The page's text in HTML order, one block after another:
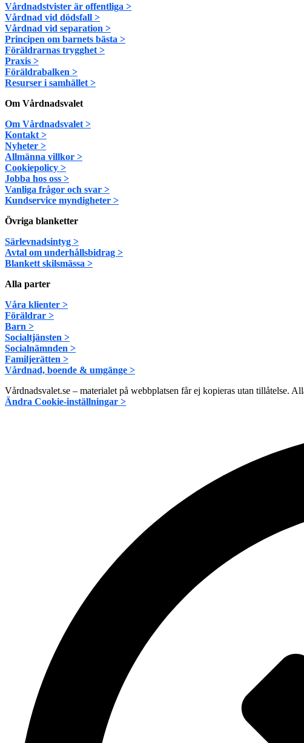
Vårdnadstvister är offentliga >
Vårdnad vid dödsfall >
Vårdnad vid separation >
Principen om barnets bästa >
Föräldrarnas trygghet >
Praxis >
Föräldrabalken >
Resurser i samhället >
Om Vårdnadsvalet
Om Vårdnadsvalet >
Kontakt >
Nyheter >
Allmänna villkor >
Cookiepolicy >
Jobba hos oss >
Vanliga frågor och svar >
Kundservice myndigheter >
Övriga blanketter
Särlevnadsintyg >
Avtal om underhållsbidrag >
Blankett skilsmässa >
Alla parter
Våra klienter >
Föräldrar >
Barn >
Socialtjänsten >
Socialnämnden >
Familjerätten >
Vårdnad, boende & umgänge >
Vårdnadsvalet.se – materialet på webbplatsen får ej kopieras utan tillåtelse.
Ändra Cookie-inställningar >